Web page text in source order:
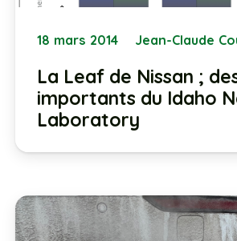
18 mars 2014 Jean-Claude
La Leaf de Nissan ;
importants du Idaho
Laboratory